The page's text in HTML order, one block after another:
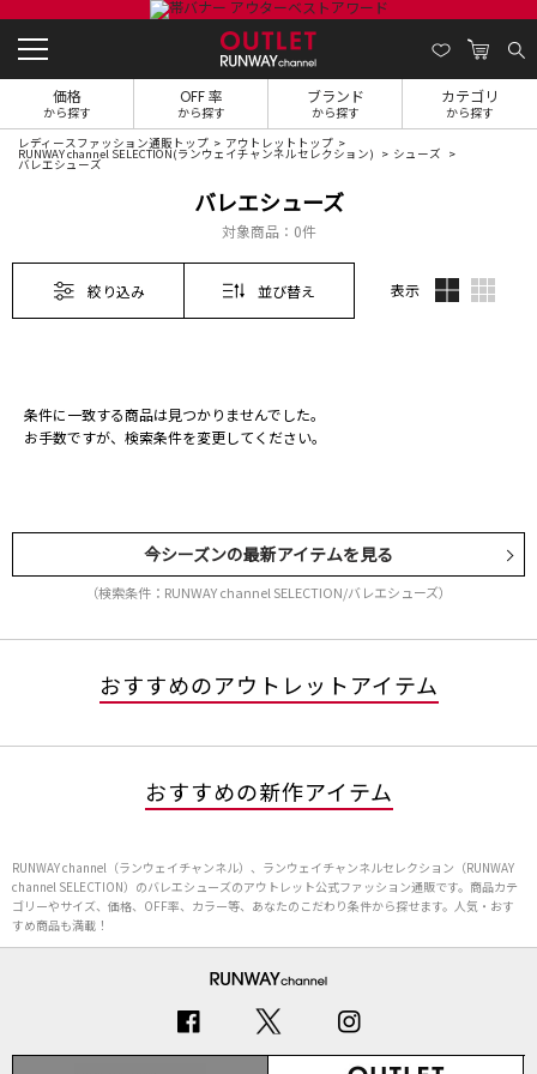
価格
から探す
OFF 率
から探す
ブランド
から探す
カテゴリ
から探す
レディースファッション通販トップ アウトレットトップ
RUNWAY channel SELECTION(ランウェイチャンネルセレクション) シューズ
バレエシューズ
バレエシューズ
対象商品： 0件
絞り込み 並び替え 表示
条件に一致する商品は見つかりませんでした。
お手数ですが、検索条件を変更してください。
今シーズンの最新アイテムを見る
（検索条件：RUNWAY channel SELECTION/バレエシューズ）
おすすめのアウトレットアイテム
おすすめの新作アイテム
RUNWAY channel（ランウェイチャンネル）、ランウェイチャンネルセレクション（RUNWAY
channel SELECTION）のバレエシューズのアウトレット公式ファッション通販です。商品カテ
ゴリーやサイズ、価格、OFF率、カラー等、あなたのこだわり条件から探せます。人気・おす
すめ商品も満載！